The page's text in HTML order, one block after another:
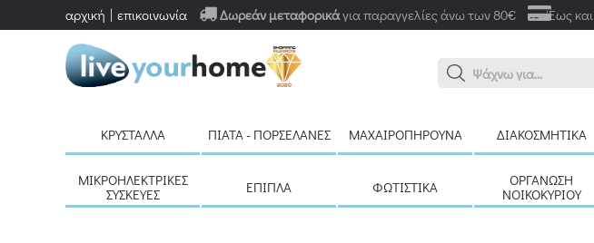
Δωρεάν μεταφορικάγια παραγγελίες άνω των 80€ Έως και
αρχική επικοινωνία
Α
ΚΡΎΣΤΑΛΛΑ ΠΙΆΤΑ - ΠΟΡΣΕΛΆΝΕΣ ΜΑΧΑΙΡΟΠΉΡΟΥΝΑ ΔΙΑΚΟΣΜΗΤΙΚΆ
ΜΙΚΡΟΗΛΕΚΤΡΙΚΈΣ
ΣΥΣΚΕΥΈΣ
ΈΠΙΠΛΑ ΦΩΤΙΣΤΙΚΆ
ΟΡΓΆΝΩΣΗ
ΝΟΙΚΟΚΥΡΙΟΎ
ΚΑΘΑΡΙΣΜΟΣ
ΔΕΙΤΕ 110 ΠΡΟΪΟΝΤΑ